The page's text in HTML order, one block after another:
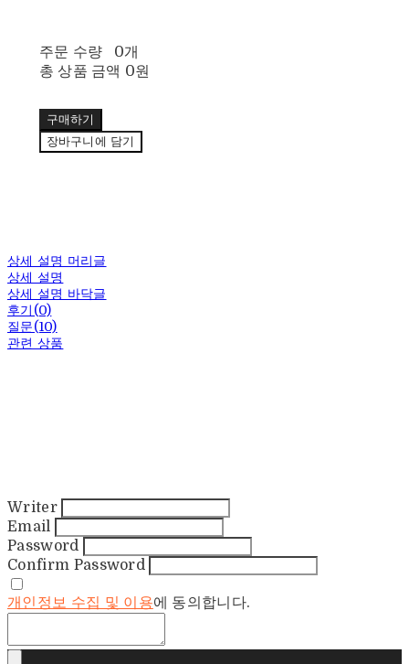
주문 수량
0개
총 상품 금액 0원
구매하기
장바구니에 담기
상세 설명 머리글
상세 설명
상세 설명 바닥글
후기(0)
질문(10)
관련 상품
Writer
Email
Password
Confirm Password
개인정보 수집 및 이용에 동의합니다.